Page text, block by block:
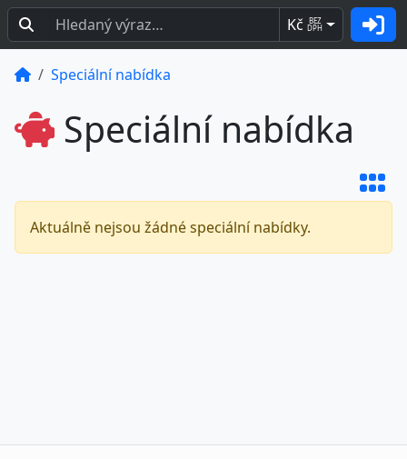
Kč BEZ
DPH
Speciální nabídka
Speciální nabídka
Aktuálně nejsou žádné speciální nabídky.